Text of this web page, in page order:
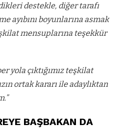
destekle, diğer tarafı
ayıbını boyunlarına asmak
mensuplarına teşekkür
yola çıktığımız teşkilat
ortak kararı ile adaylıktan
BAŞBAKAN DA